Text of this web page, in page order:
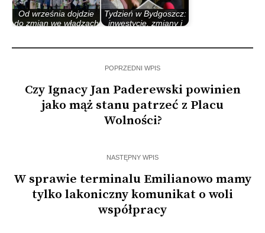
Od września dojdzie
do zmian we władzach
Tydzień w Bydgoszcz:
inwestycje, zmiany i
POPRZEDNI WPIS
Czy Ignacy Jan Paderewski powinien
jako mąż stanu patrzeć z Placu
Wolności?
NASTĘPNY WPIS
W sprawie terminalu Emilianowo mamy
tylko lakoniczny komunikat o woli
współpracy